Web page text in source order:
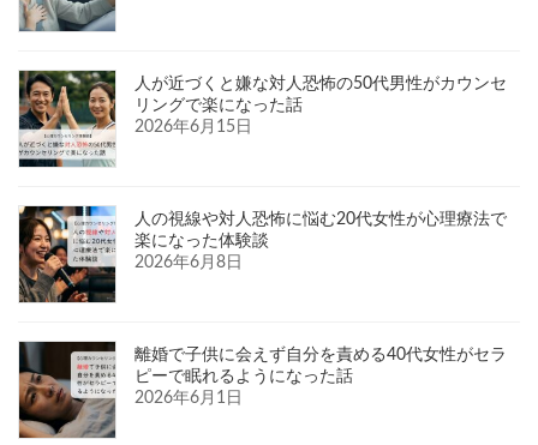
人が近づくと嫌な対人恐怖の50代男性がカウンセ
リングで楽になった話
2026年6月15日
人の視線や対人恐怖に悩む20代女性が心理療法で
楽になった体験談
2026年6月8日
離婚で子供に会えず自分を責める40代女性がセラ
ピーで眠れるようになった話
2026年6月1日